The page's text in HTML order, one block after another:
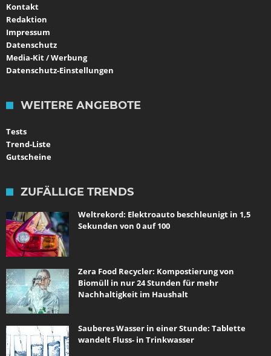
Kontakt
Redaktion
Impressum
Datenschutz
Media-Kit / Werbung
Datenschutz-Einstellungen
WEITERE ANGEBOTE
Tests
Trend-Liste
Gutscheine
ZUFÄLLIGE TRENDS
Weltrekord: Elektroauto beschleunigt in 1,5
Sekunden von 0 auf 100
Zera Food Recycler: Kompostierung von
Biomüll in nur 24 Stunden für mehr
Nachhaltigkeit im Haushalt
Sauberes Wasser in einer Stunde: Tablette
wandelt Fluss- in Trinkwasser